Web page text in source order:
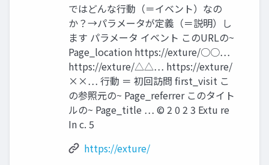
ではどんな行動（＝イベント）なの
か？→パラメータが定義（＝説明）し
ます パラメータ イベント このURLの~
Page_location https://exture/○○…
https://exture/△△… https://exture/
××… 行動 ＝ 初回訪問 first_visit こ
の参照元の~ Page_referrer このタイト
ルの~ Page_title … © 2 0 2 3 Extu re
In c. 5
https://exture/